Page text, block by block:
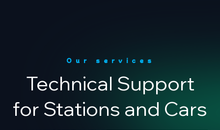
Our services
Technical Support
for Stations and Cars